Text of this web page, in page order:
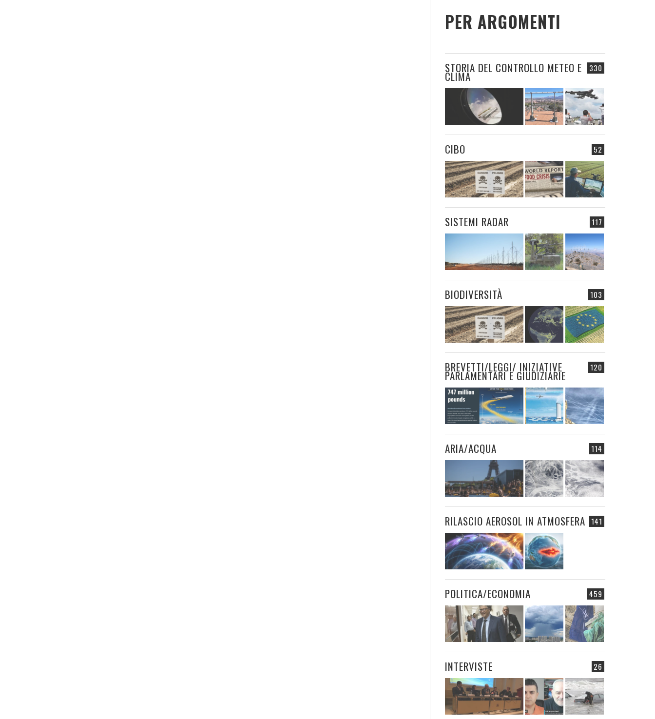
PER ARGOMENTI
330
STORIA DEL CONTROLLO METEO E
CLIMA
52
CIBO
117
SISTEMI RADAR
103
BIODIVERSITÀ
120
BREVETTI/LEGGI/ INIZIATIVE
PARLAMENTARI E GIUDIZIARIE
114
ARIA/ACQUA
141
RILASCIO AEROSOL IN ATMOSFERA
459
POLITICA/ECONOMIA
26
INTERVISTE